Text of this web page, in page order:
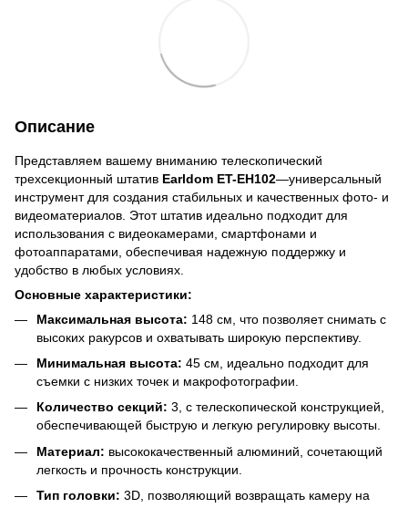
Описание
Представляем вашему вниманию телескопический
трехсекционный штатив Earldom ET-EH102—универсальный
инструмент для создания стабильных и качественных фото- и
видеоматериалов. Этот штатив идеально подходит для
использования с видеокамерами, смартфонами и
фотоаппаратами, обеспечивая надежную поддержку и
удобство в любых условиях.
Основные характеристики:
Максимальная высота: 148 см, что позволяет снимать с
высоких ракурсов и охватывать широкую перспективу.
Минимальная высота: 45 см, идеально подходит для
съемки с низких точек и макрофотографии.
Количество секций: 3, с телескопической конструкцией,
обеспечивающей быструю и легкую регулировку высоты.
Материал: высококачественный алюминий, сочетающий
легкость и прочность конструкции.
Тип головки: 3D, позволяющий возвращать камеру на